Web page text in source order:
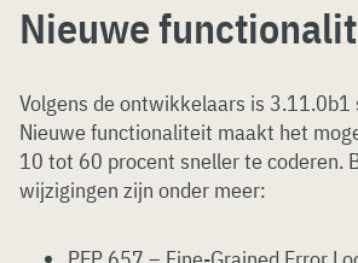
Nieuwe
Volgens de ontwikkelaars is 3.11.0b1
Nieuwe functionaliteit maakt het
10 tot 60 procent sneller te coderen.
wijzigingen zijn onder meer: